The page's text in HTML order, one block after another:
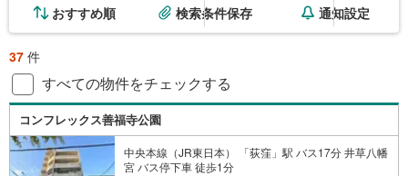
おすすめ順 検索条件保存 通知設定
37 件
すべての物件をチェックする
コンフレックス善福寺公園
中央本線（JR東日本） 「荻窪」駅 バス17分 井草八幡
宮 バス停下車 徒歩1分